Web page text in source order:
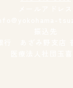
info@yokohama-
行 あざみ野支店